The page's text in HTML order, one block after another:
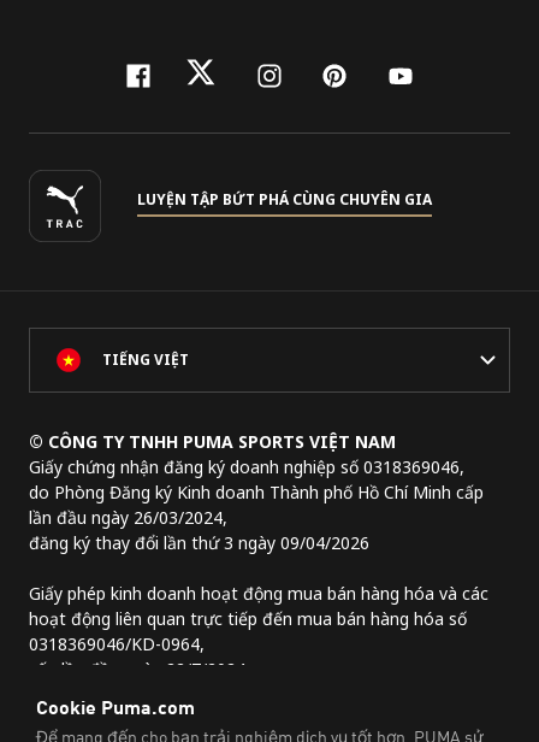
facebook
twitterinstagram
pinterest
youtube
LUYỆN TẬP BỨT PHÁ CÙNG CHUYÊN GIA
TIẾNG VIỆT
© CÔNG TY TNHH PUMA SPORTS VIỆT NAM
Giấy chứng nhận đăng ký doanh nghiệp số 0318369046,
do Phòng Đăng ký Kinh doanh Thành phố Hồ Chí Minh cấp
lần đầu ngày 26/03/2024,
đăng ký thay đổi lần thứ 3 ngày 09/04/2026
Giấy phép kinh doanh hoạt động mua bán hàng hóa và các
hoạt động liên quan trực tiếp đến mua bán hàng hóa số
0318369046/KD-0964,
cấp lần đầu ngày 22/7/2024.
Lầu 2, tòa nhà Lim Tower 3,